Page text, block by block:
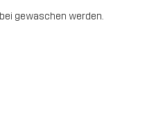
gewaschen werden.